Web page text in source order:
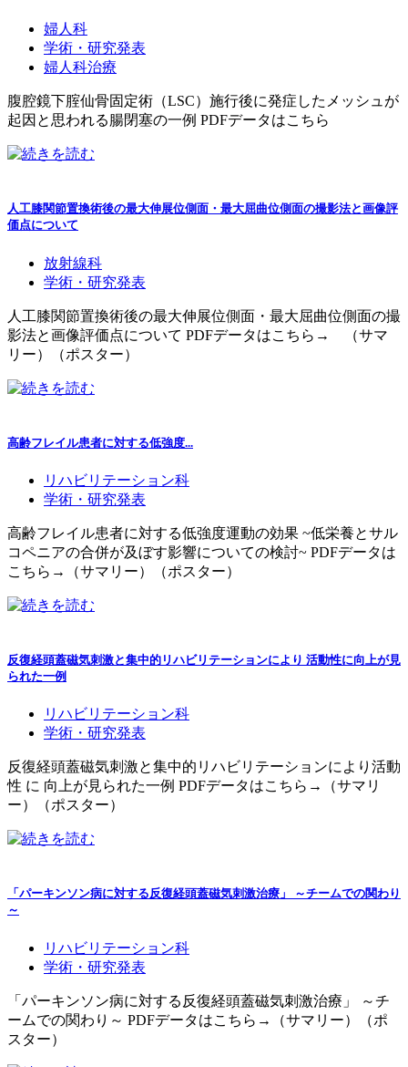
婦人科
学術・研究発表
婦人科治療
腹腔鏡下腟仙骨固定術（LSC）施行後に発症したメッシュが
起因と思われる腸閉塞の一例 PDFデータはこちら
人工膝関節置換術後の最大伸展位側面・最大屈曲位側面の撮影法と画像評
価点について
放射線科
学術・研究発表
人工膝関節置換術後の最大伸展位側面・最大屈曲位側面の撮
影法と画像評価点について PDFデータはこちら→ （サマ
リー）（ポスター）
高齢フレイル患者に対する低強度...
リハビリテーション科
学術・研究発表
高齢フレイル患者に対する低強度運動の効果 ~低栄養とサル
コペニアの合併が及ぼす影響についての検討~ PDFデータは
こちら→（サマリー）（ポスター）
反復経頭蓋磁気刺激と集中的リハビリテーションにより 活動性に向上が見
られた一例
リハビリテーション科
学術・研究発表
反復経頭蓋磁気刺激と集中的リハビリテーションにより活動
性 に 向上が見られた一例 PDFデータはこちら→（サマリ
ー）（ポスター）
「パーキンソン病に対する反復経頭蓋磁気刺激治療」 ～チームでの関わり
～
リハビリテーション科
学術・研究発表
「パーキンソン病に対する反復経頭蓋磁気刺激治療」 ～チ
ームでの関わり～ PDFデータはこちら→（サマリー）（ポ
スター）